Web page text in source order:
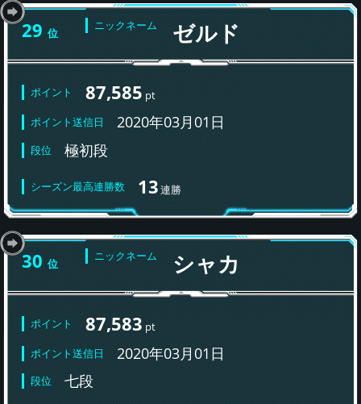
29 位
ニックネーム ゼルド
ポイント 87,585 pt
ポイント送信日
2020年03月01日
段位 極初段
シーズン最高連勝数 13連勝
30 位
ニックネーム シャカ
ポイント 87,583 pt
ポイント送信日
2020年03月01日
段位 七段